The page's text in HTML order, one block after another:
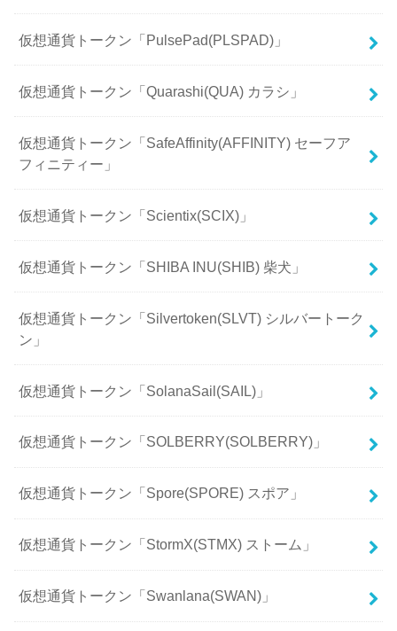
仮想通貨トークン「PulsePad(PLSPAD)」
仮想通貨トークン「Quarashi(QUA) カラシ」
仮想通貨トークン「SafeAffinity(AFFINITY) セーフア
フィニティー」
仮想通貨トークン「Scientix(SCIX)」
仮想通貨トークン「SHIBA INU(SHIB) 柴犬」
仮想通貨トークン「Silvertoken(SLVT) シルバートーク
ン」
仮想通貨トークン「SolanaSail(SAIL)」
仮想通貨トークン「SOLBERRY(SOLBERRY)」
仮想通貨トークン「Spore(SPORE) スポア」
仮想通貨トークン「StormX(STMX) ストーム」
仮想通貨トークン「Swanlana(SWAN)」